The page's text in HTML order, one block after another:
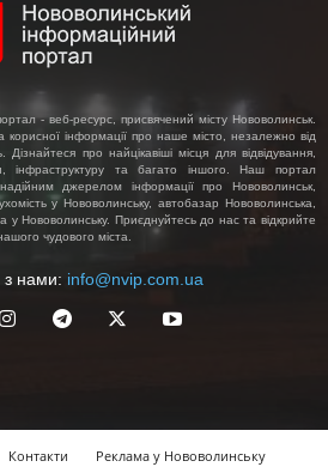
- веб-ресурс, присвячений місту Нововолинськ.
корисної інформації про наше місто, незалежно від
про найцікавіші місця для відвідування,
інфраструктуру та багато іншого. Наш портал
джерелом інформації про Нововолинськ,
у Нововолинську, автобазар Нововолинська,
у Нововолинську. Приєднуйтесь до нас та відкрийте
чудового міста.
з нами: info@nvip.com.ua
Контакти
Реклама у Нововолинську